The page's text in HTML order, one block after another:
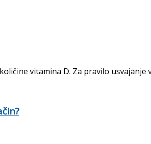
vitamina D. Za pravilo usvajanje